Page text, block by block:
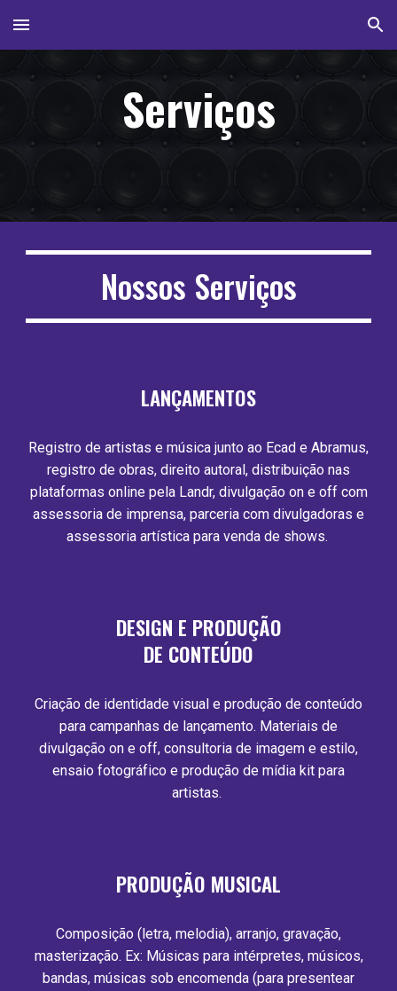
Skip to main content Skip to navigation
Serviços
Nossos Serviços
LANÇAMENTOS
Registro de artistas e música junto ao Ecad e Abramus,
registro de obras, direito autoral, distribuição nas
plataformas online pela Landr, divulgação on e off com
assessoria de imprensa, parceria com divulgadoras e
assessoria artística para venda de shows.
DESIGN E PRODUÇÃO
DE CONTEÚDO
Criação de identidade visual e produção de conteúdo
para campanhas de lançamento. Materiais de
divulgação on e off, consultoria de imagem e estilo,
ensaio fotográfico e produção de mídia kit para
artistas.
PRODUÇÃO MUSICAL
Composição (letra, melodia), arranjo, gravação,
masterização. Ex: Músicas para intérpretes, músicos,
bandas, músicas sob encomenda (para presentear